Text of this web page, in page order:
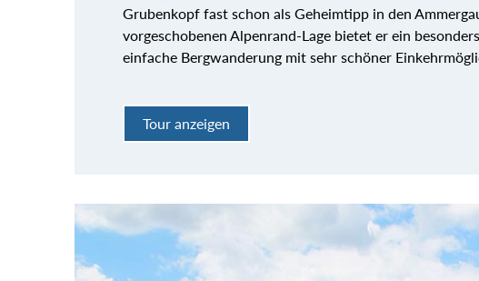
Grubenkopf fast schon als Geheimtipp in den
vorgeschobenen Alpenrand-Lage bietet er ein
einfache Bergwanderung mit sehr schöner
Tour anzeigen